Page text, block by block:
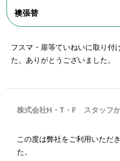
襖張替
フスマ・扉等ていねいに取り付
た。ありがとうございました。
株式会社H・T・F スタッフ
この度は弊社をご利用いただ
た。